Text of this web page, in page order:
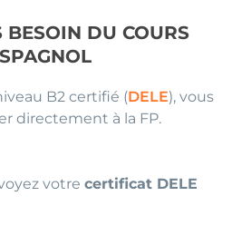
BESOIN DU COURS
B2 certifié (DELE), vous
directement à la FP.
votre certificat DELE